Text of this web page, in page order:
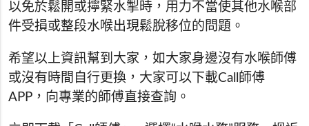
以免於鬆開或擰緊水掣時，用力不當使其他水喉部
件受損或整段水喉出現鬆脫移位的問題。
希望以上資訊幫到大家，如大家身邊沒有水喉師傅
或沒有時間自行更換，大家可以下載Call師傅
APP，向專業的師傅直接查詢。